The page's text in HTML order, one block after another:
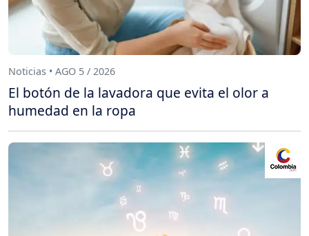
Noticias • AGO 5 / 2026
El botón de la lavadora que evita el olor a
humedad en la ropa